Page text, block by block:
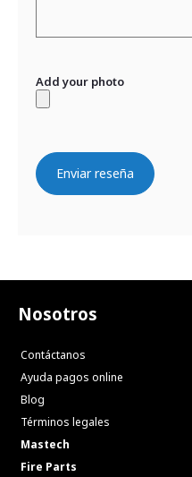
Add your photo
Enviar reseña
Nosotros
Contáctanos
Ayuda pagos online
Blog
Términos legales
Mastech
Fire Parts